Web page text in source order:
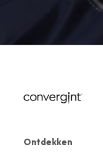
Ontdekken